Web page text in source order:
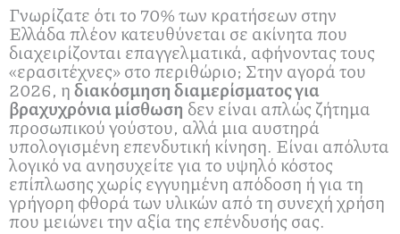
Γνωρίζατε ότι το 70% των κρατήσεων στην
Ελλάδα πλέον κατευθύνεται σε ακίνητα που
διαχειρίζονται επαγγελματικά, αφήνοντας τους
«ερασιτέχνες» στο περιθώριο; Στην αγορά του
2026, ηδιακόσμηση διαμερίσματος για
βραχυχρόνια μίσθωση δεν είναι απλώς ζήτημα
προσωπικού γούστου, αλλά μια αυστηρά
υπολογισμένη επενδυτική κίνηση. Είναι απόλυτα
λογικό να ανησυχείτε για το υψηλό κόστος
επίπλωσης χωρίς εγγυημένη απόδοση ή για τη
γρήγορη φθορά των υλικών από τη συνεχή χρήση
που μειώνει την αξία της επένδυσής σας.